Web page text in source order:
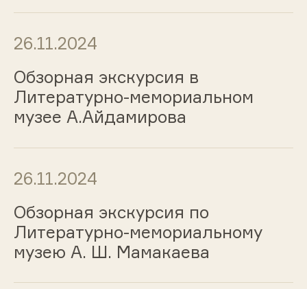
26.11.2024
Обзорная экскурсия в
Литературно-мемориальном
музее А.Айдамирова
26.11.2024
Обзорная экскурсия по
Литературно-мемориальному
музею А. Ш. Мамакаева